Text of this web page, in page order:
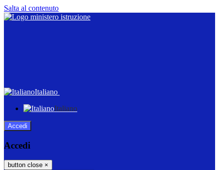
Salta al contenuto
Italiano
Italiano
Accedi
Accedi
button close ×